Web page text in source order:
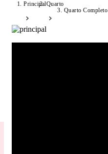
PrincipalQuarto
Quarto Completo